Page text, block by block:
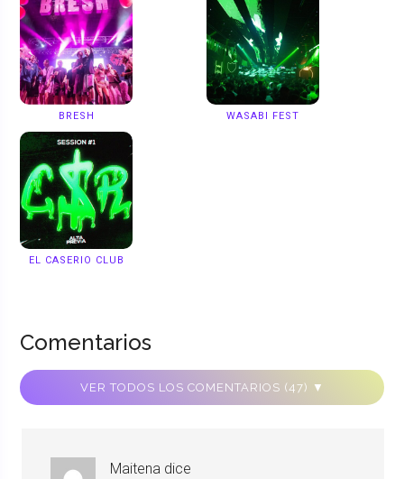
BRESH WASABI FEST
EL CASERIO CLUB
Comentarios
VER TODOS LOS COMENTARIOS (47) ▼
Maitena dice